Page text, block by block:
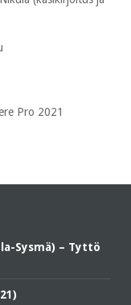
Pro 2021
Sysmä) – Tyttö